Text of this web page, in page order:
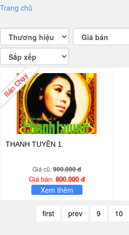
Trang chủ
THANH TUYỀN 1
Giá cũ:900.000 đ
Giá bán: 800.000 đ
Xem thêm
first prev 9 10